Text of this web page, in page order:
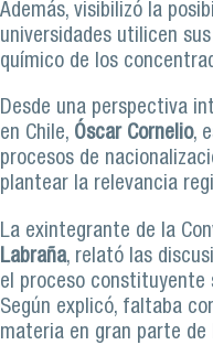
Además, visibilizó la
universidades utilicen
químico de los
Desde una perspectiva
en Chile, Óscar Cornelio,
procesos de
plantear la relevancia
La exintegrante de la
Labraña, relató las
el proceso constituyente
Según explicó, faltaba
materia en gran parte de